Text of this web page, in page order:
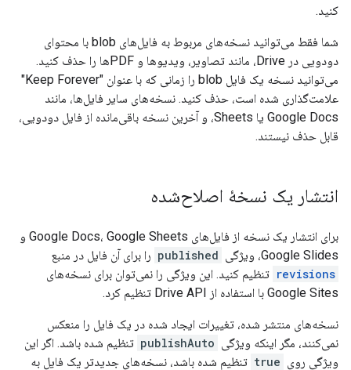
کنید.
شما فقط می‌توانید نسخه‌های مربوط به فایل‌های blob با محتوای
دودویی در Drive، مانند تصاویر، ویدیوها و PDFها را حذف کنید.
می‌توانید نسخه یک فایل blob را زمانی که با عنوان "Keep Forever"
علامت‌گذاری شده است، حذف کنید. نسخه‌های سایر فایل‌ها، مانند
Google Docs یا Sheets، و آخرین نسخه باقی‌مانده از فایل دودویی،
قابل حذف نیستند.
انتشار یک نسخهٔ اصلاح‌شده
برای انتشار یک نسخه از فایل‌های Google Docs، Google Sheets و
Google Slides، ویژگی
published را برای آن فایل در منبع
revisions تنظیم کنید. این ویژگی را نمی‌توان برای نسخه‌های
Google Sites با استفاده از Drive API تنظیم کرد.
نسخه‌های منتشر شده، تغییرات ایجاد شده در یک فایل را منعکس
نمی‌کنند، مگر اینکه ویژگی publishAuto تنظیم شده باشد. اگر این
ویژگی روی true تنظیم شده باشد، نسخه‌های جدیدتر یک فایل به